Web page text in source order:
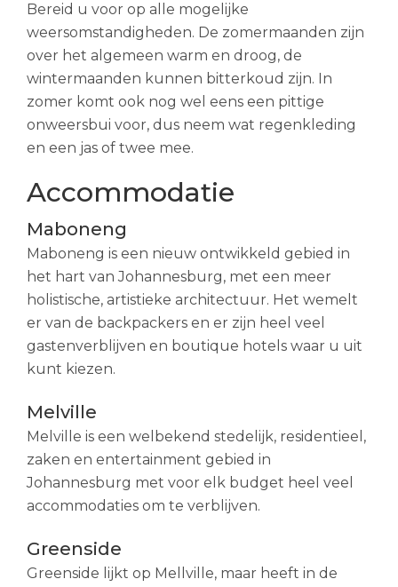
Bereid u voor op alle mogelijke
weersomstandigheden. De zomermaanden zijn
over het algemeen warm en droog, de
wintermaanden kunnen bitterkoud zijn. In
zomer komt ook nog wel eens een pittige
onweersbui voor, dus neem wat regenkleding
en een jas of twee mee.
Accommodatie
Maboneng
Maboneng is een nieuw ontwikkeld gebied in
het hart van Johannesburg, met een meer
holistische, artistieke architectuur. Het wemelt
er van de backpackers en er zijn heel veel
gastenverblijven en boutique hotels waar u uit
kunt kiezen.
Melville
Melville is een welbekend stedelijk, residentieel,
zaken en entertainment gebied in
Johannesburg met voor elk budget heel veel
accommodaties om te verblijven.
Greenside
Greenside lijkt op Mellville, maar heeft in de